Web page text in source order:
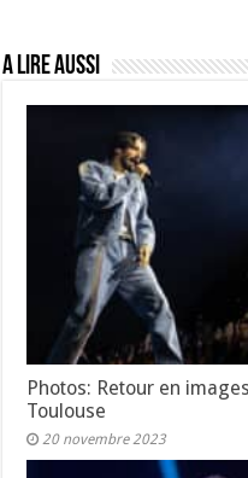
A lire aussi
Photos: Retour en
Toulouse
20 novembre 2023